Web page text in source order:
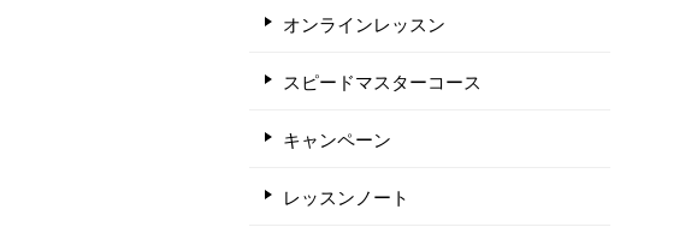
オンラインレッスン
スピードマスターコース
キャンペーン
レッスンノート